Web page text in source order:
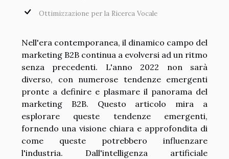
Ottimizzazione per la Ricerca Vocale
Nell'era contemporanea, il dinamico campo del
marketing B2B continua a evolversi ad un ritmo
senza precedenti. L'anno 2022 non sarà
diverso, con numerose tendenze emergenti
pronte a definire e plasmare il panorama del
marketing B2B. Questo articolo mira a
esplorare queste tendenze emergenti,
fornendo una visione chiara e approfondita di
come queste potrebbero influenzare
l'industria. Dall'intelligenza artificiale